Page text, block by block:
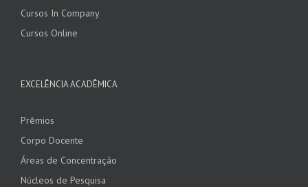
Cursos In Company
Cursos Online
EXCELÊNCIA ACADÊMICA
Prêmios
Corpo Docente
Áreas de Concentração
Núcleos de Pesquisa